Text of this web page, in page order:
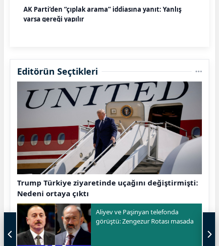
AK Parti’den “çıplak arama” iddiasına yanıt: Yanlış
varsa gereği yapılır
Editörün Seçtikleri
Trump Türkiye ziyaretinde uçağını değiştirmişti:
Nedeni ortaya çıktı
Aliyev ve Paşinyan telefonda
görüştü: Zengezur Rotası masada